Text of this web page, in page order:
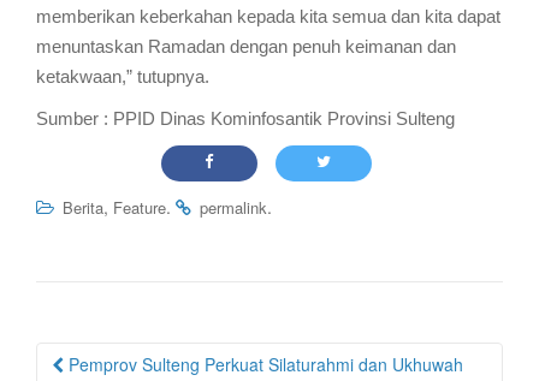
memberikan keberkahan kepada kita semua dan kita dapat
menuntaskan Ramadan dengan penuh keimanan dan
ketakwaan,” tutupnya.
Sumber : PPID Dinas Kominfosantik Provinsi Sulteng
Berita, Feature. permalink.
Post
Pemprov Sulteng Perkuat Silaturahmi dan Ukhuwah